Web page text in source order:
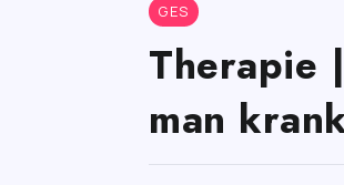
GES
Therapie
man